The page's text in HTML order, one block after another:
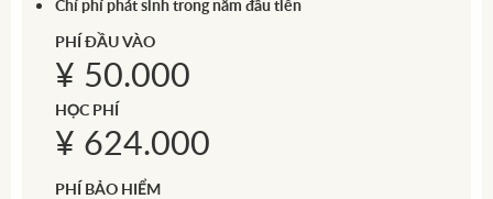
Chí phí phát sinh trong năm đầu tiên
PHÍ ĐẦU VÀO
¥ 50.000
HỌC PHÍ
¥ 624.000
PHÍ BẢO HIỂM